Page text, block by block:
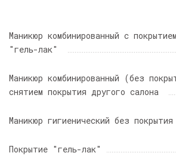
Маникюр комбинированный с покрытием
"гель-лак"
Маникюр комбинированный (без
снятием покрытия другого салона
Маникюр гигиенический без покрытия
Покрытие "гель-лак"